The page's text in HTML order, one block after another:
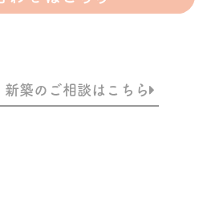
新築のご相談はこちら